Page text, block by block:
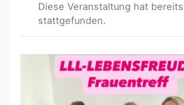
Diese Veranstaltung hat bereits
stattgefunden.